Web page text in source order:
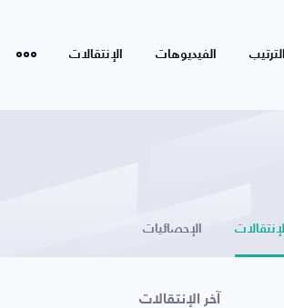
الترتيب الفيديوهات الإنتقالات
الإنتقالات الإحصائيات
آخر الإنتقالات